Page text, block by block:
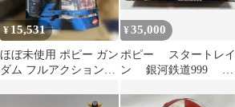
¥ 15,531
ほぼ未使用 ポピー ガン
ダム フルアクション
¥35,000
ポピー スタートレイ
ン 銀河鉄道999 ス
車 松本零士